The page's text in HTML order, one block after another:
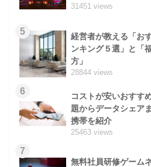
31451 views
5
経営者が教える「お
ンキング５選」と「
方」
28844 views
6
コストが安いおすす
題からデータシェア
携帯を紹介
25463 views
7
無料社員研修ゲーム